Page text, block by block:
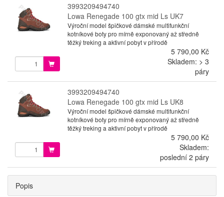
3993209494740
Lowa Renegade 100 gtx mid Ls UK7
Výroční model špičkové dámské multifunkční
kotníkové boty pro mírně exponovaný až středně
těžký treking a aktivní pobyt v přírodě
5 790,00 Kč
Skladem: > 3
páry
3993209494740
Lowa Renegade 100 gtx mid Ls UK8
Výroční model špičkové dámské multifunkční
kotníkové boty pro mírně exponovaný až středně
těžký treking a aktivní pobyt v přírodě
5 790,00 Kč
Skladem:
poslední 2 páry
Popis